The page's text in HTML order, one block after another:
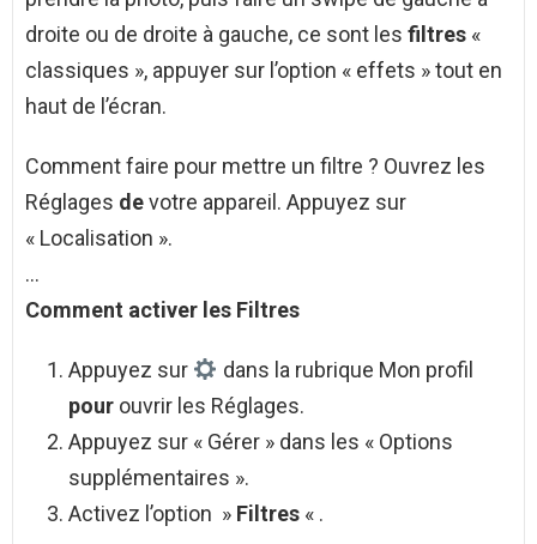
droite ou de droite à gauche, ce sont les filtres «
classiques », appuyer sur l’option « effets » tout en
haut de l’écran.
Comment faire pour mettre un filtre ? Ouvrez les
Réglages devotre appareil. Appuyez sur
« Localisation ».
…
Comment activer les Filtres
Appuyez sur
dans la rubrique Mon profil
pour ouvrir les Réglages.
Appuyez sur « Gérer » dans les « Options
supplémentaires ».
Activez l’option » Filtres « .